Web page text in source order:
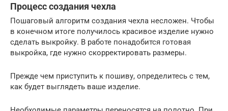
Процесс создания чехла
Пошаговый алгоритм создания чехла несложен. Чтобы
в конечном итоге получилось красивое изделие нужно
сделать выкройку. В работе понадобится готовая
выкройка, где нужно скорректировать размеры.
Прежде чем приступить к пошиву, определитесь с тем,
как будет выглядеть ваше изделие.